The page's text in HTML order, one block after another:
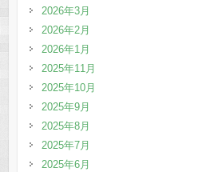
2026年3月
2026年2月
2026年1月
2025年11月
2025年10月
2025年9月
2025年8月
2025年7月
2025年6月